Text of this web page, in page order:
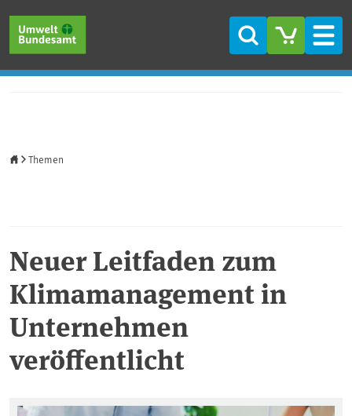
Suche
Themen
Neuer Leitfaden zum
Klimamanagement in
Unternehmen
veröffentlicht